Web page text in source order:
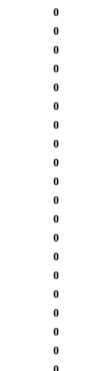
0
0
0
0
0
0
0
0
0
0
0
0
0
0
0
0
0
0
0